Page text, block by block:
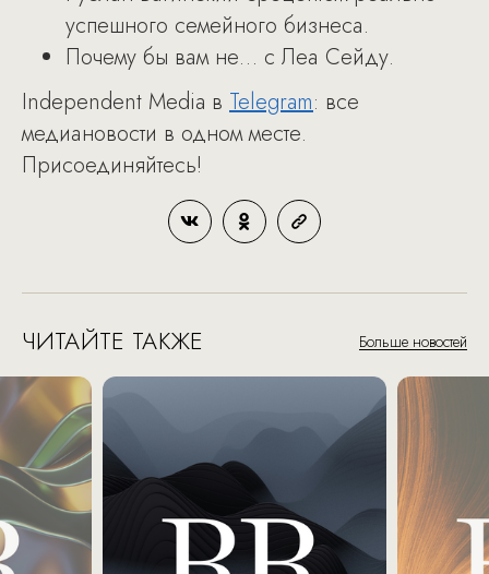
успешного семейного бизнеса.
Почему бы вам не… c Леа Сейду.
Independent Media в Telegram: все
медиановости в одном месте.
Присоединяйтесь!
ЧИТАЙТЕ ТАКЖЕ Больше новостей